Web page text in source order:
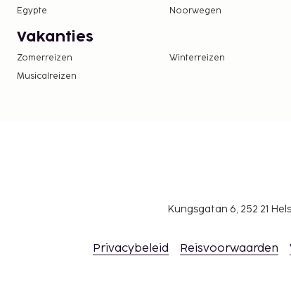
Egypte
Noorwegen
Vakanties
Zomerreizen Winterreizen
Musicalreizen
Kungsgatan 6, 252 21
Privacybeleid Reisvoorwaarden